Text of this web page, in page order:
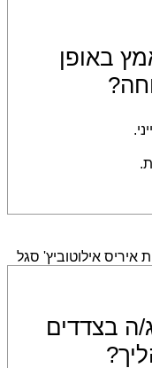
באופן
אילוטוביץ' סגל
ה בצדדים